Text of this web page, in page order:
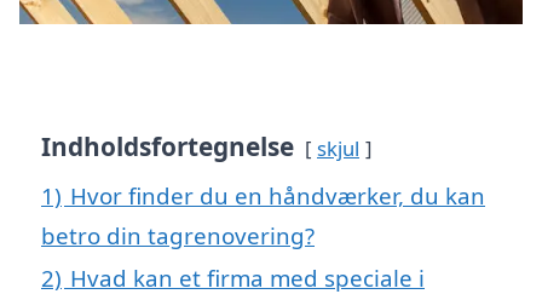
Indholdsfortegnelse skjul
1) Hvor finder du en håndværker, du kan
betro din tagrenovering?
2) Hvad kan et firma med speciale i